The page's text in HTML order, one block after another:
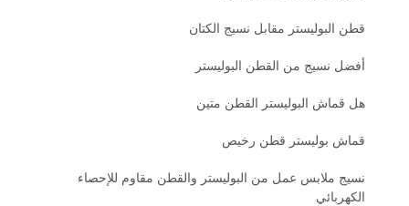
قطن البوليستر مقابل نسيج الكتان
أفضل نسيج من القطن البوليستر
هل قماش البوليستر القطن متين
قماش بوليستر قطن رخيص
نسيج ملابس عمل من البوليستر والقطن مقاوم للإحصاء
الكهربائي